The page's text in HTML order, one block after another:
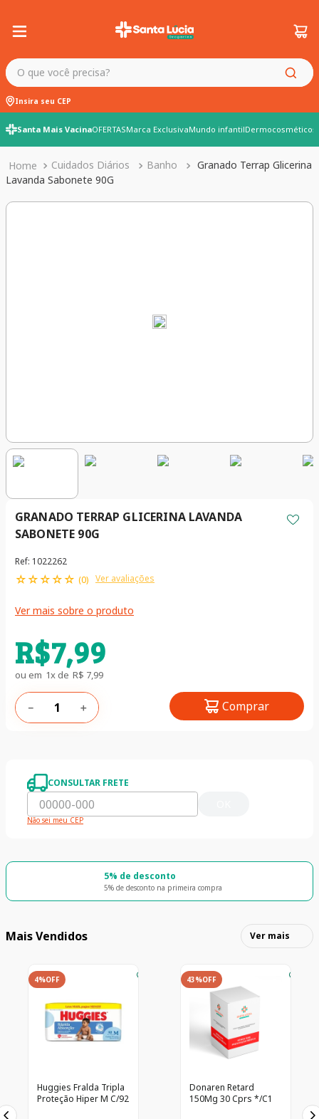
O que você precisa?
Insira seu CEP
Santa Mais VacinaOFERTASMarca ExclusivaMundo infantilDermocosméticos
Cuidados Diários Banho
Granado Terrap Glicerina
Lavanda Sabonete 90G
GRANADO TERRAP GLICERINA LAVANDA
SABONETE 90G
Ref: 1022262
☆☆☆☆☆ (0) Ver avaliações
Ver mais sobre o produto
R$7,99
ou em 1x de R$ 7,99
＋
－ Comprar
CONSULTAR FRETE
Não sei meu CEP
5% de desconto
5% de desconto na primeira compra
Mais Vendidos Ver mais
4%OFF
Huggies Fralda Tripla
Proteção Hiper M C/92
43%OFF
Donaren Retard
150Mg 30 Cprs */C1